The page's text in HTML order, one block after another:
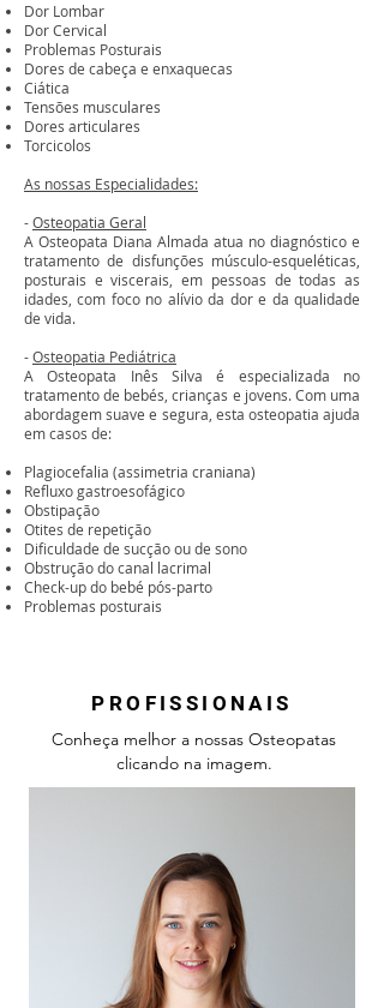
Dor Lombar
Dor Cervical
Problemas Posturais
Dores de cabeça e enxaquecas
Ciática
Tensões musculares
Dores articulares
Torcicolos
As nossas Especialidades:
-Osteopatia Geral
A Osteopata Diana Almada atua no diagnóstico e
tratamento de disfunções músculo-esqueléticas,
posturais e viscerais, em pessoas de todas as
idades, com foco no alívio da dor e da qualidade
de vida.
-Osteopatia Pediátrica
A Osteopata Inês Silva é especializada no
tratamento de bebés, crianças e jovens. Com uma
abordagem suave e segura, esta osteopatia ajuda
em casos de:
Plagiocefalia (assimetria craniana)
Refluxo gastroesofágico
Obstipação
Otites de repetição
Dificuldade de sucção ou de sono
Obstrução do canal lacrimal
Check-up do bebé pós-parto
Problemas posturais
PROFISSIONAIS
Conheça melhor a nossas Osteopatas
clicando na imagem.